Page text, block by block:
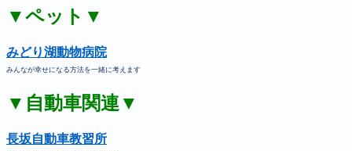
▼ペット▼
みどり湖動物病院
みんなが幸せになる方法を一緒に考えます
▼自動車関連▼
長坂自動車教習所